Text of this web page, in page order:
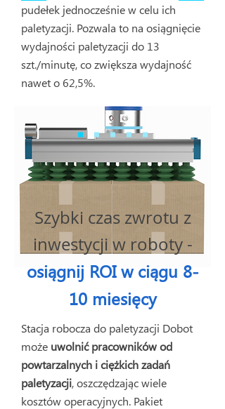
pudełek jednocześnie w celu ich
paletyzacji. Pozwala to na osiągnięcie
wydajności paletyzacji do 13
szt./minutę, co zwiększa wydajność
nawet o 62,5%.
Szybki czas zwrotu z
inwestycji w roboty -
osiągnij ROI w ciągu 8-
10 miesięcy
Stacja robocza do paletyzacji Dobot
może uwolnić pracowników od
powtarzalnych i ciężkich zadań
paletyzacji, oszczędzając wiele
kosztów operacyjnych. Pakiet